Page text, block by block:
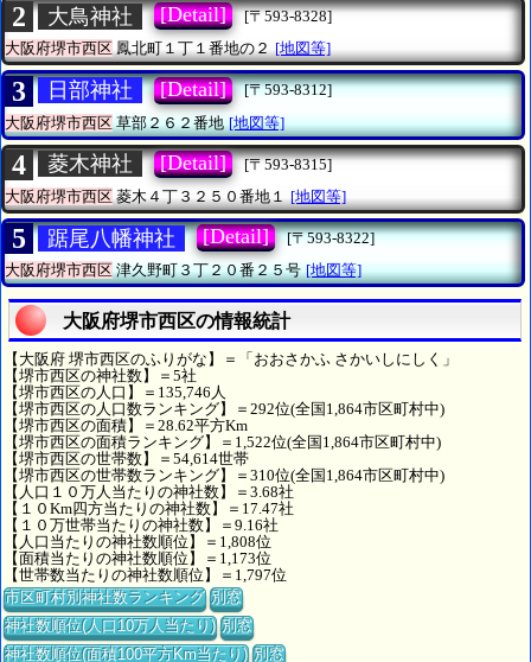
2 大鳥神社 [Detail]
[〒593-8328]
大阪府堺市西区鳳北町１丁１番地の２ [地図等]
3 日部神社 [Detail]
[〒593-8312]
大阪府堺市西区草部２６２番地 [地図等]
4 菱木神社 [Detail]
[〒593-8315]
大阪府堺市西区 菱木４丁３２５０番地１ [地図等]
5 踞尾八幡神社 [Detail]
[〒593-8322]
大阪府堺市西区津久野町３丁２０番２５号 [地図等]
大阪府堺市西区の情報統計
【大阪府 堺市西区のふりがな】＝「おおさかふ さかいしにしく」
【堺市西区の神社数】＝5社
【堺市西区の人口】＝135,746人
【堺市西区の人口数ランキング】＝292位(全国1,864市区町村中)
【堺市西区の面積】＝28.62平方Km
【堺市西区の面積ランキング】＝1,522位(全国1,864市区町村中)
【堺市西区の世帯数】＝54,614世帯
【堺市西区の世帯数ランキング】＝310位(全国1,864市区町村中)
【人口１０万人当たりの神社数】＝3.68社
【１０Km四方当たりの神社数】＝17.47社
【１０万世帯当たりの神社数】＝9.16社
【人口当たりの神社数順位】＝1,808位
【面積当たりの神社数順位】＝1,173位
【世帯数当たりの神社数順位】＝1,797位
市区町村別神社数ランキング 別窓
神社数順位(人口10万人当たり) 別窓
神社数順位(面積100平方Km当たり) 別窓